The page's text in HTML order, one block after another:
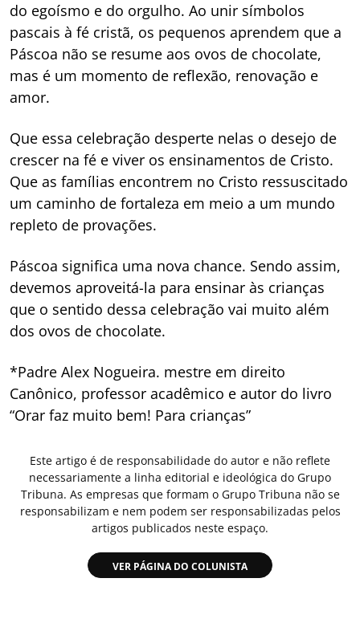
do egoísmo e do orgulho. Ao unir símbolos
pascais à fé cristã, os pequenos aprendem que a
Páscoa não se resume aos ovos de chocolate,
mas é um momento de reflexão, renovação e
amor.
Que essa celebração desperte nelas o desejo de
crescer na fé e viver os ensinamentos de Cristo.
Que as famílias encontrem no Cristo ressuscitado
um caminho de fortaleza em meio a um mundo
repleto de provações.
Páscoa significa uma nova chance. Sendo assim,
devemos aproveitá-la para ensinar às crianças
que o sentido dessa celebração vai muito além
dos ovos de chocolate.
*Padre Alex Nogueira. mestre em direito
Canônico, professor acadêmico e autor do livro
“Orar faz muito bem! Para crianças”
Este artigo é de responsabilidade do autor e não reflete
necessariamente a linha editorial e ideológica do Grupo
Tribuna. As empresas que formam o Grupo Tribuna não se
responsabilizam e nem podem ser responsabilizadas pelos
artigos publicados neste espaço.
VER PÁGINA DO COLUNISTA